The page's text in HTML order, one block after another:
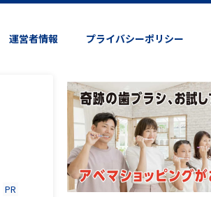
運営者情報 プライバシーポリシー
PR